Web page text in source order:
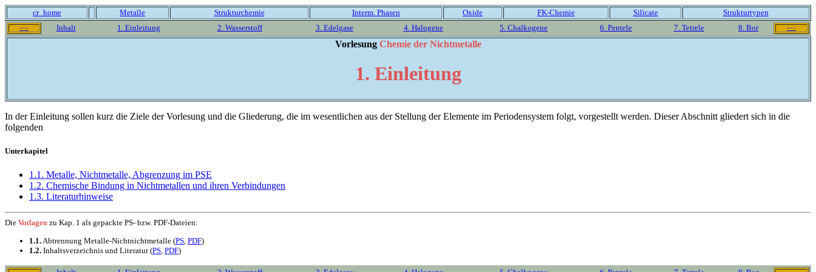
cr_home Metalle Strukturchemie Interm. Phasen Oxide FK-Chemie Silicate Strukturtypen
<<< Inhalt 1. Einleitung 2. Wasserstoff 3. Edelgase 4. Halogene 5. Chalkogene 6. Pentele 7. Tetrele 8. Bor >>>
Vorlesung Chemie der Nichtmetalle
1. Einleitung
In der Einleitung sollen kurz die Ziele der Vorlesung und die Gliederung, die im wesentlichen aus der Stellung der Elemente im Periodensystem folgt, vorgestellt werden. Dieser Abschnitt gliedert sich in die
folgenden
Unterkapitel
1.1. Metalle, Nichtmetalle, Abgrenzung im PSE
1.2. Chemische Bindung in Nichtmetallen und ihren Verbindungen
1.3. Literaturhinweise
Die Vorlagen zu Kap. 1 als gepackte PS- bzw. PDF-Dateien:
1.1. Abtrennung Metalle-Nichtnichtmetalle (PS PDF)
1.2. Inhaltsverzeichnis und Literatur (PS PDF)